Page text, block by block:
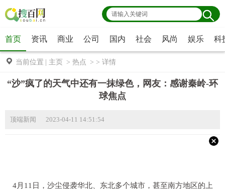
首页 资讯 商业 公司 国内 社会 风尚 娱乐 科
当前位置 主页 > 热点 > > 详情
“沙”疯了的天气中还有一抹绿色，网友：感谢秦岭-环
球焦点
顶端新闻 2023-04-11 14:51:54
4月11日，沙尘侵袭华北、东北多个城市，甚至南方地区的上